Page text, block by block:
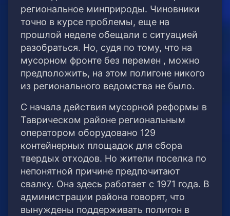
региональное минприроды. Чиновники
точно в курсе проблемы, еще на
прошлой неделе обещали с ситуацией
разобраться. Но, судя по тому, что на
мусорном фронте без перемен , можно
предположить, на этом полигоне никого
из регионального ведомства не было.
С начала действия мусорной реформы в
Таврическом районе региональным
оператором оборудовано 129
контейнерных площадок для сбора
твердых отходов. Но жители поселка по
непонятной причине предпочитают
свалку. Она здесь работает с 1971 года. В
администрации района говорят, что
вынуждены поддерживать полигон в